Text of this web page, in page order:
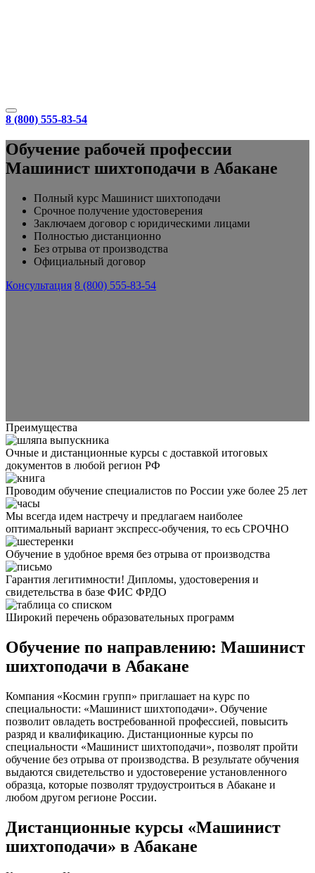
8 (800) 555-83-54
Обучение рабочей профессии
Машинист шихтоподачи в Абакане
Полный курс Машинист шихтоподачи
Срочное получение удостоверения
Заключаем договор с юридическими лицами
Полностью дистанционно
Без отрыва от производства
Официальный договор
Консультация 8 (800) 555-83-54
Преимущества
Очные и дистанционные курсы с доставкой итоговых
документов в любой регион РФ
Проводим обучение специалистов по России уже более 25 лет
Мы всегда идем настречу и предлагаем наиболее
оптимальный вариант экспресс-обучения, то есь СРОЧНО
Обучение в удобное время без отрыва от производства
Гарантия легитимности! Дипломы, удостоверения и
свидетельства в базе ФИС ФРДО
Широкий перечень образовательных программ
Обучение по направлению: Машинист
шихтоподачи в Абакане
Компания «Космин групп» приглашает на курс по
специальности: «Машинист шихтоподачи». Обучение
позволит овладеть востребованной профессией, повысить
разряд и квалификацию. Дистанционные курсы по
специальности «Машинист шихтоподачи», позволят пройти
обучение без отрыва от производства. В результате обучения
выдаются свидетельство и удостоверение установленного
образца, которые позволят трудоустроиться в Абакане и
любом другом регионе России.
Дистанционные курсы «Машинист
шихтоподачи» в Абакане